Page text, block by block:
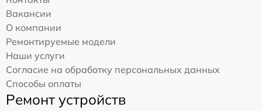
Вакансии
О компании
Ремонтируемые модели
Наши услуги
Согласие на обработку персональных данных
Способы оплаты
Ремонт устройств